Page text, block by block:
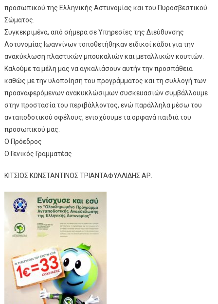
προσωπικού της Ελληνικής Αστυνομίας και του Πυροσβεστικού
Σώματος.
Συγκεκριμένα, από σήμερα σε Υπηρεσίες της Διεύθυνσης
Αστυνομίας Ιωαννίνων τοποθετήθηκαν ειδικοί κάδοι για την
ανακύκλωση πλαστικών μπουκαλιών και μεταλλικών κουτιών.
Καλούμε τα μέλη μας να αγκαλιάσουν αυτήν την προσπάθεια
καθώς με την υλοποίηση του προγράμματος και τη συλλογή των
προαναφερόμενων ανακυκλώσιμων συσκευασιών συμβάλλουμε
στην προστασία του περιβάλλοντος, ενώ παράλληλα μέσω του
ανταποδοτικού οφέλους, ενισχύουμε τα ορφανά παιδιά του
προσωπικού μας.
Ο Πρόεδρος
Ο Γενικός Γραμματέας
ΚΙΤΣΙΟΣ ΚΩΝΣΤΑΝΤΙΝΟΣ ΤΡΙΑΝΤΑΦΥΛΛΙΔΗΣ ΑΡ.